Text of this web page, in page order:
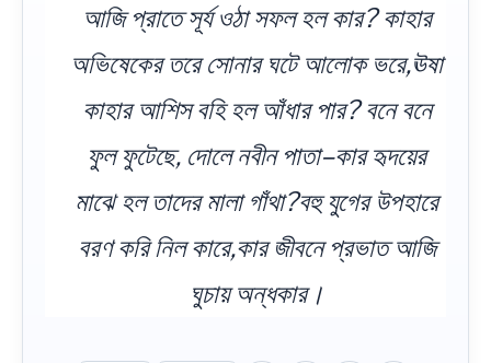
আজি প্রাতে সূর্য ওঠা সফল হল কার? কাহার
অভিষেকের তরে সোনার ঘটে আলোক ভরে,ঊষা
কাহার আশিস বহি হল আঁধার পার? বনে বনে
ফুল ফুটেছে, দোলে নবীন পাতা–কার হৃদয়ের
মাঝে হল তাদের মালা গাঁথা?বহু যুগের উপহারে
বরণ করি নিল কারে,কার জীবনে প্রভাত আজি
ঘুচায় অন্ধকার।